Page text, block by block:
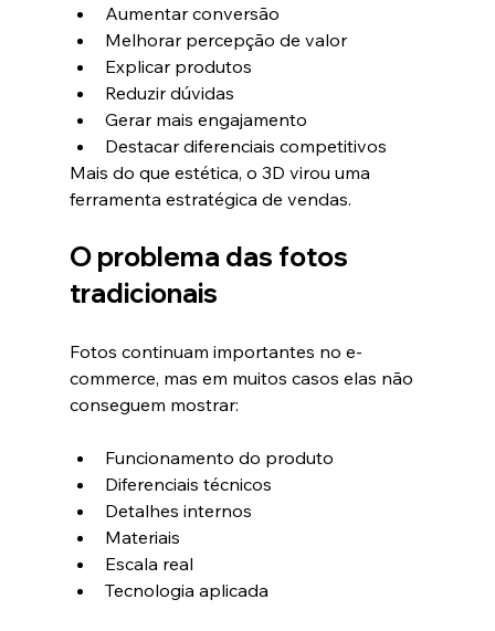
Aumentar conversão
Melhorar percepção de valor
Explicar produtos
Reduzir dúvidas
Gerar mais engajamento
Destacar diferenciais competitivos
Mais do que estética, o 3D virou uma
ferramenta estratégica de vendas.
O problema das fotos
tradicionais
Fotos continuam importantes no e-
commerce, mas em muitos casos elas não
conseguem mostrar:
Funcionamento do produto
Diferenciais técnicos
Detalhes internos
Materiais
Escala real
Tecnologia aplicada